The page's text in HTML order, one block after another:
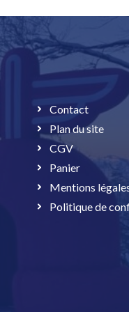
Contact
Plan du site
CGV
Panier
Mentions
Politique de